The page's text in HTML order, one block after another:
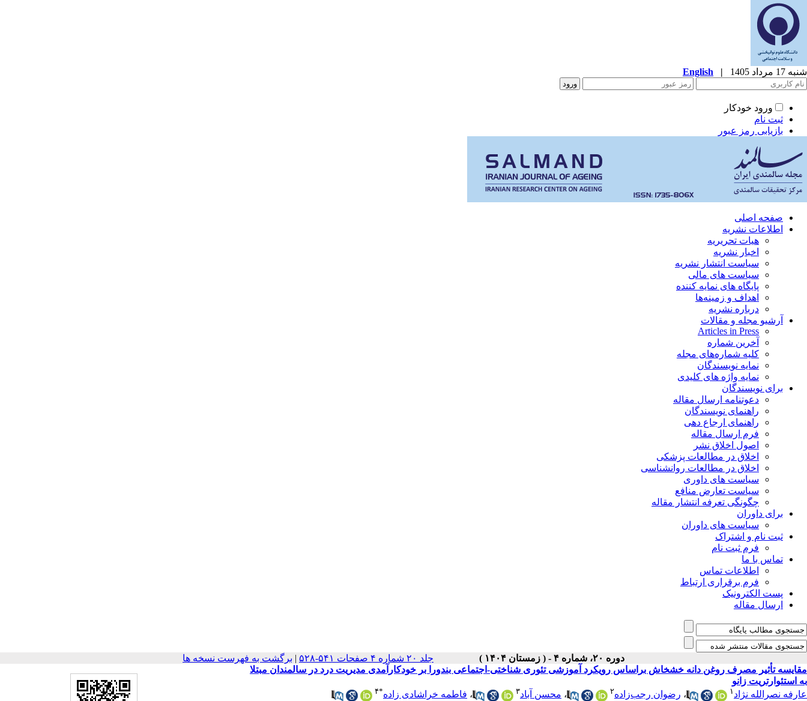
شنبه 17 مرداد 1405 |
English
ورود خودکار
ثبت نام
بازیابی رمز عبور
صفحه اصلی
اطلاعات نشریه
هیات تحریریه
اخبار نشریه
سیاست انتشار نشریه
سیاست های مالی
پایگاه های نمایه کننده
اهداف و زمینه‌ها
درباره نشریه
آرشیو مجله و مقالات
Articles in Press
آخرین شماره
کلیه شماره‌های مجله
نمایه نویسندگان
نمایه واژه های کلیدی
برای نویسندگان
دعوتنامه ارسال مقاله
راهنمای نویسندگان
راهنمای ارجاع دهی
فرم ارسال مقاله
اصول اخلاق نشر
اخلاق در مطالعات پزشکی
اخلاق در مطالعات روانشناسی
سیاست های داوری
سیاست تعارض منافع
چگونگی تعرفه انتشار مقاله
برای داوران
سیاست های داوران
ثبت نام و اشتراک
فرم ثبت نام
تماس با ما
اطلاعات تماس
فرم برقراری ارتباط
پست الکترونیک
ارسال مقاله
دوره ۲۰، شماره ۴ - ( زمستان ۱۴۰۴ ) جلد ۲۰ شماره ۴ صفحات ۵۴۱-۵۲۸ | برگشت به فهرست نسخه ها
مقایسه تأثیر مصرف روغن دانه خشخاش براساس رویکرد آموزشی تئوری شناختی-اجتماعی بندورا بر خودکارآمدی مدیریت درد در سالمندان مبتلا
به استئوارتریت زانو
عارفه نصرالله نژاد ۱ ، رضوان رجب‌زاده۲ ، محسن آباد۳ ، فاطمه خراشادی زاده*۴